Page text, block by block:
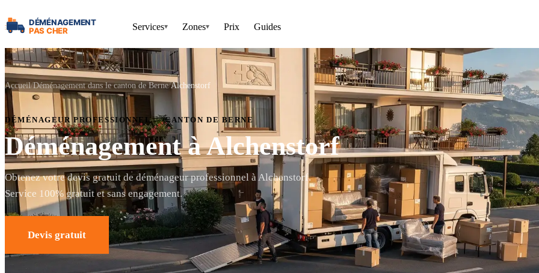
Services▾ Zones▾ Prix Guides
Accueil Déménagement dans le canton de Berne Alchenstorf
DÉMÉNAGEUR PROFESSIONNEL — CANTON DE BERNE
Déménagement à Alchenstorf
Obtenez votre devis gratuit de déménageur professionnel à Alchenstorf.
Service 100% gratuit et sans engagement.
Devis gratuit